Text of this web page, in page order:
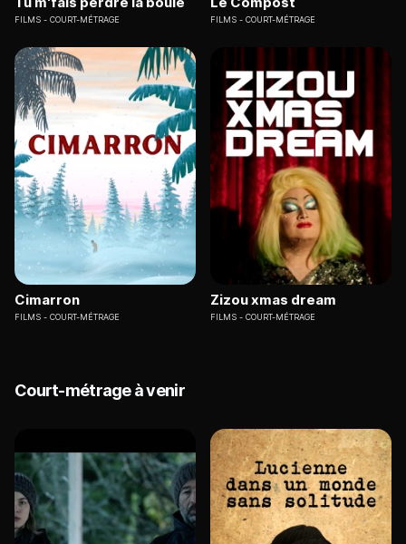
FILMS COURT-MÉTRAGE FILMS COURT-MÉTRAGE
Cimarron
FILMS COURT-MÉTRAGE
Zizou xmas dream
FILMS COURT-MÉTRAGE
Court-métrage à venir